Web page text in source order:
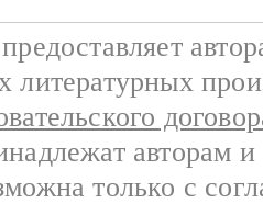
литературных
авторам
только с